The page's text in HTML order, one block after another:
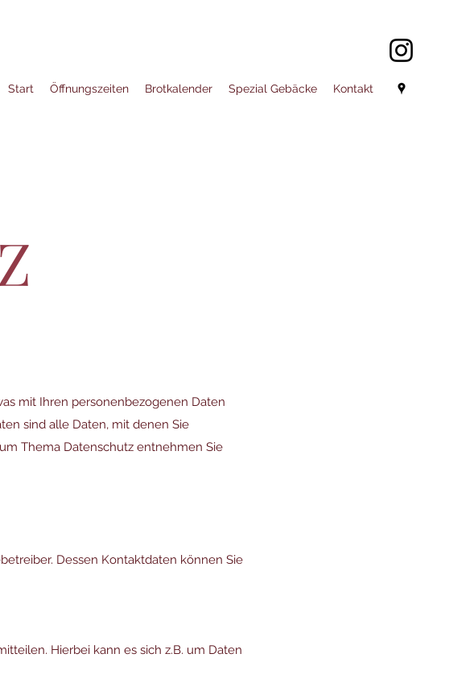
Start Öffnungszeiten Brotkalender Spezial Gebäcke Kontakt
mit Ihren personenbezogenen Daten
sind alle Daten, mit denen Sie
Thema Datenschutz entnehmen Sie
Dessen Kontaktdaten können Sie
Hierbei kann es sich z.B. um Daten